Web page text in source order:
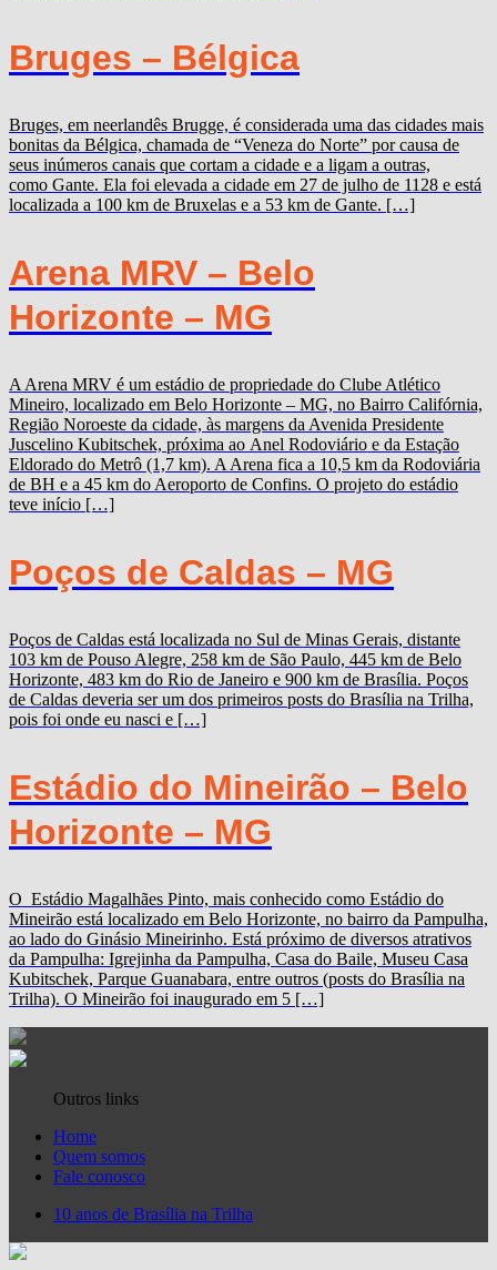
Bruges – Bélgica
Bruges, em neerlandês Brugge, é considerada uma das cidades mais
bonitas da Bélgica, chamada de “Veneza do Norte” por causa de
seus inúmeros canais que cortam a cidade e a ligam a outras,
como Gante. Ela foi elevada a cidade em 27 de julho de 1128 e está
localizada a 100 km de Bruxelas e a 53 km de Gante. […]
Arena MRV – Belo
Horizonte – MG
A Arena MRV é um estádio de propriedade do Clube Atlético
Mineiro, localizado em Belo Horizonte – MG, no Bairro Califórnia,
Região Noroeste da cidade, às margens da Avenida Presidente
Juscelino Kubitschek, próxima ao Anel Rodoviário e da Estação
Eldorado do Metrô (1,7 km). A Arena fica a 10,5 km da Rodoviária
de BH e a 45 km do Aeroporto de Confins. O projeto do estádio
teve início […]
Poços de Caldas – MG
Poços de Caldas está localizada no Sul de Minas Gerais, distante
103 km de Pouso Alegre, 258 km de São Paulo, 445 km de Belo
Horizonte, 483 km do Rio de Janeiro e 900 km de Brasília. Poços
de Caldas deveria ser um dos primeiros posts do Brasília na Trilha,
pois foi onde eu nasci e […]
Estádio do Mineirão – Belo
Horizonte – MG
O Estádio Magalhães Pinto, mais conhecido como Estádio do
Mineirão está localizado em Belo Horizonte, no bairro da Pampulha,
ao lado do Ginásio Mineirinho. Está próximo de diversos atrativos
da Pampulha: Igrejinha da Pampulha, Casa do Baile, Museu Casa
Kubitschek, Parque Guanabara, entre outros (posts do Brasília na
Trilha). O Mineirão foi inaugurado em 5 […]
Outros links
Home
Quem somos
Fale conosco
10 anos de Brasília na Trilha